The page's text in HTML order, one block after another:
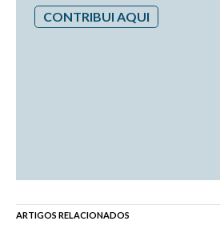
CONTRIBUI AQUI
ARTIGOS RELACIONADOS